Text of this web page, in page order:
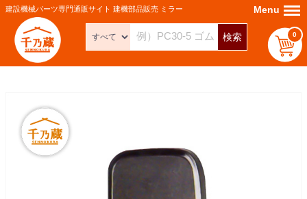
建設機械パーツ専門通販サイト 建機部品販売 ミラー
検索 0
Menu Menu